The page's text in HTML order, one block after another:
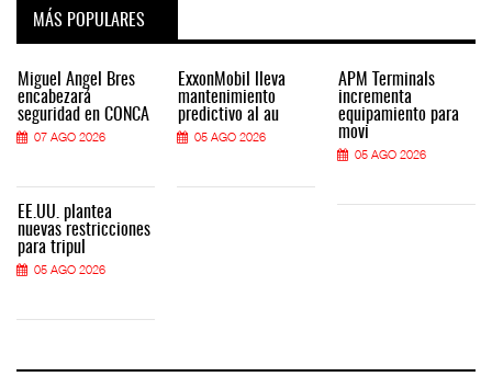
MÁS POPULARES
Miguel Ángel Bres
encabezará
seguridad en CONCA
07 AGO 2026
EE.UU. plantea
nuevas restricciones
para tripul
05 AGO 2026
ExxonMobil lleva
mantenimiento
predictivo al au
05 AGO 2026
APM Terminals
incrementa
equipamiento para
movi
05 AGO 2026